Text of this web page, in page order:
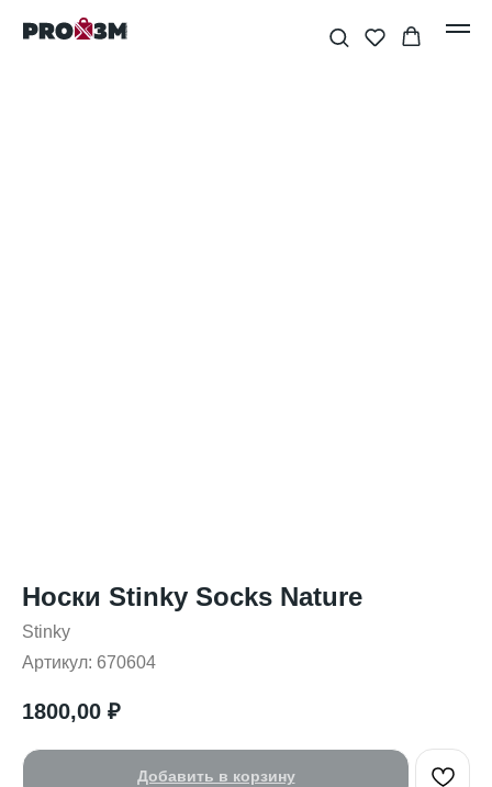
Носки Stinky Socks Nature
Stinky
Артикул: 670604
1800,00 ₽
Добавить в корзину